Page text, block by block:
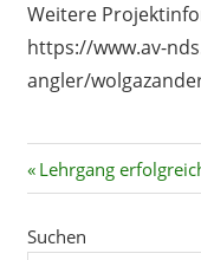
Weitere
https://www.av-
angler/
Vorheriger
Beitrag:
Lehrgang
Suchen